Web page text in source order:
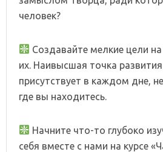
человек?
Создавайте мелкие цели
их. Наивысшая точка
присутствует в каждом дне,
где вы находитесь.
Начните что-то глубоко
себя вместе с нами на курсе